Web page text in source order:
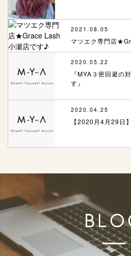
2021.08.05
マツエク専門店
2020.05.22
『MYA３密回避の
す』
2020.04.25
【2020月4月29日